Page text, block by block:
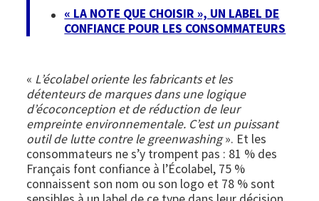
« LA NOTE QUE CHOISIR », UN LABEL DE
CONFIANCE POUR LES CONSOMMATEURS
« L’écolabel oriente les fabricants et les
détenteurs de marques dans une logique
d’écoconception et de réduction de leur
empreinte environnementale. C’est un puissant
outil de lutte contre le greenwashing». Et les
consommateurs ne s’y trompent pas : 81 % des
Français font confiance à l’Écolabel, 75 %
connaissent son nom ou son logo et 78 % sont